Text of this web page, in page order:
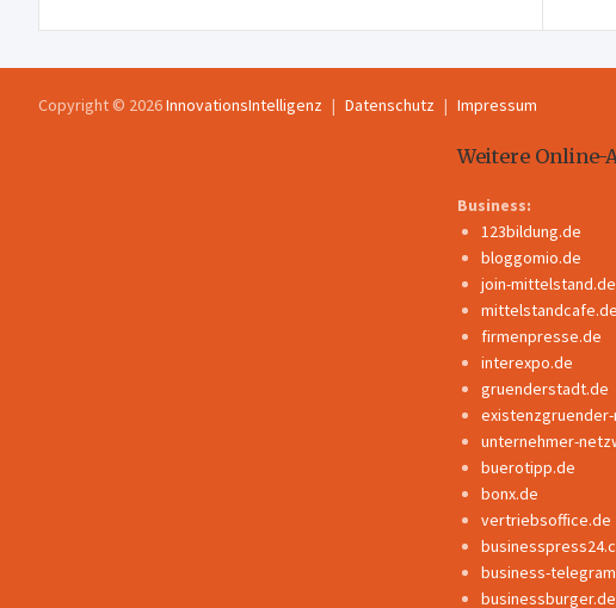
Copyright © 2026InnovationsIntelligenz Datenschutz Impressum
Weitere Online-
Business:
123bildung.de
bloggomio.de
join-mittelstand.de
mittelstandcafe.de
firmenpresse.de
interexpo.de
gruenderstadt.de
unternehmer-
buerotipp.de
bonx.de
vertriebsoffice.de
business-
businessburger.de